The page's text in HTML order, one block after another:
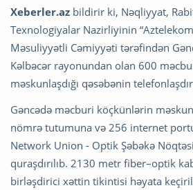
Xeberler.az bildirir ki, Nəqliyyat,
Texnologiyalar Nazirliyinin
Məsuliyyətli Cəmiyyəti tərəfindən
Kəlbəcər rayonundan olan 600
məskunlaşdığı qəsəbənin
Gəncədə məcburi köçkünlərin
nömrə tutumuna və 256 internet
Network Union - Optik Şəbəkə
quraşdırılıb. 2130 metr fiber–optik
birləşdirici xəttin tikintisi həyata